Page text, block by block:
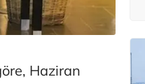
Haziran